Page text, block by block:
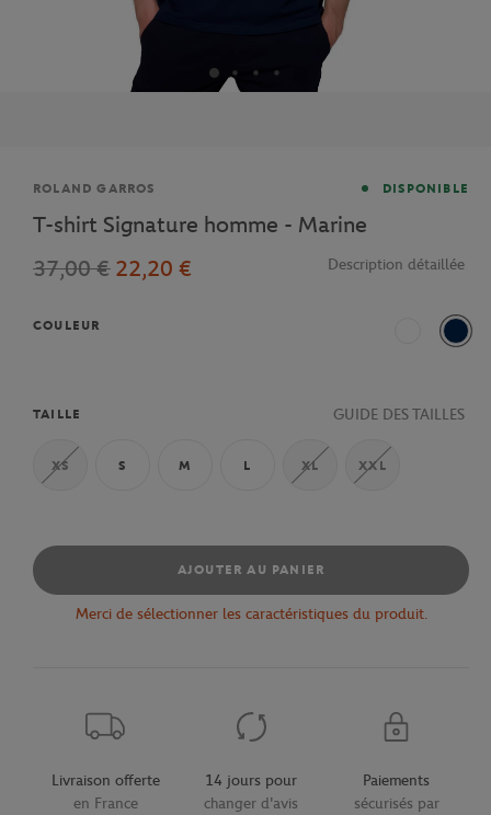
Marque
ROLAND GARROS DISPONIBLE
T-shirt Signature homme - Marine
37,00 € 22,20 € Description détaillée
COULEUR
Blanc
TAILLE GUIDE DES TAILLES
XS S M L XL XXL
AJOUTER AU PANIER
Merci de sélectionner les caractéristiques du produit.
Livraison offerte
en France
14 jours pour
changer d'avis
Paiements
sécurisés par